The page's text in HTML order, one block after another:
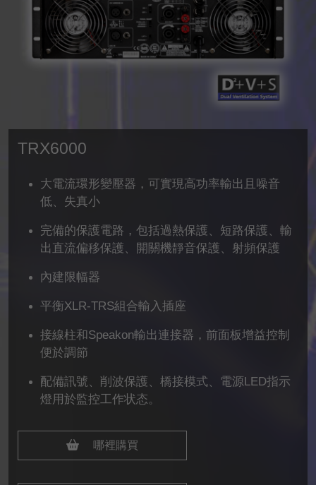
TRX6000
大電流環形變壓器，可實現高功率輸出且噪音
低、失真小
完備的保護電路，包括過熱保護、短路保護、輸
出直流偏移保護、開關機靜音保護、射頻保護
內建限幅器
平衡XLR-TRS組合輸入插座
接線柱和Speakon輸出連接器，前面板增益控制
便於調節
配備訊號、削波保護、橋接模式、電源LED指示
燈用於監控工作状态。
哪裡購買